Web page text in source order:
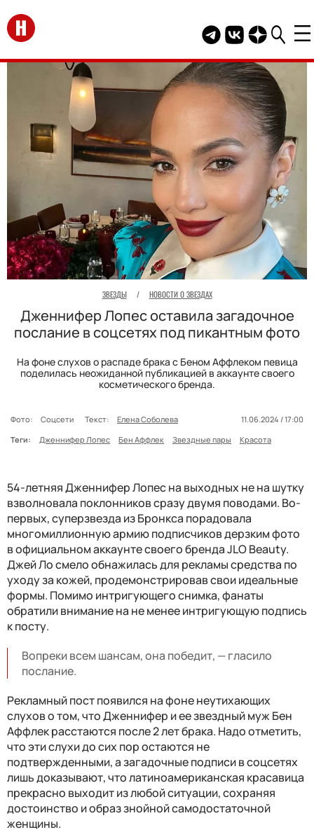
Перейти на главную
Telegram канал
Группа HELLO
Канал
ЗВЕЗДЫ / НОВОСТИ О ЗВЕЗДАХ
Дженнифер Лопес оставила загадочное
послание в соцсетях под пикантным фото
На фоне слухов о распаде брака с Беном Аффлеком певица
поделилась неожиданной публикацией в аккаунте своего
косметического бренда.
Фото: Соцсети Текст: Елена Соболева
11.06.2024 / 17:00
Теги:
Дженнифер Лопес Бен Аффлек Звездные пары Красота
54-летняя Дженнифер Лопес на выходных не на шутку
взволновала поклонников сразу двумя поводами. Во-
первых, суперзвезда из Бронкса порадовала
многомиллионную армию подписчиков дерзким фото
в официальном аккаунте своего бренда JLO Beauty.
Джей Ло смело обнажилась для рекламы средства по
уходу за кожей, продемонстрировав свои идеальные
формы. Помимо интригующего снимка, фанаты
обратили внимание на не менее интригующую подпись
к посту.
Вопреки всем шансам, она победит, — гласило
послание.
Рекламный пост появился на фоне неутихающих
слухов о том, что Дженнифер и ее звездный муж Бен
Аффлек расстаются после 2 лет брака. Надо отметить,
что эти слухи до сих пор остаются не
подтвержденными, а загадочные подписи в соцсетях
лишь доказывают, что латиноамериканская красавица
прекрасно выходит из любой ситуации, сохраняя
достоинство и образ знойной самодостаточной
женщины.